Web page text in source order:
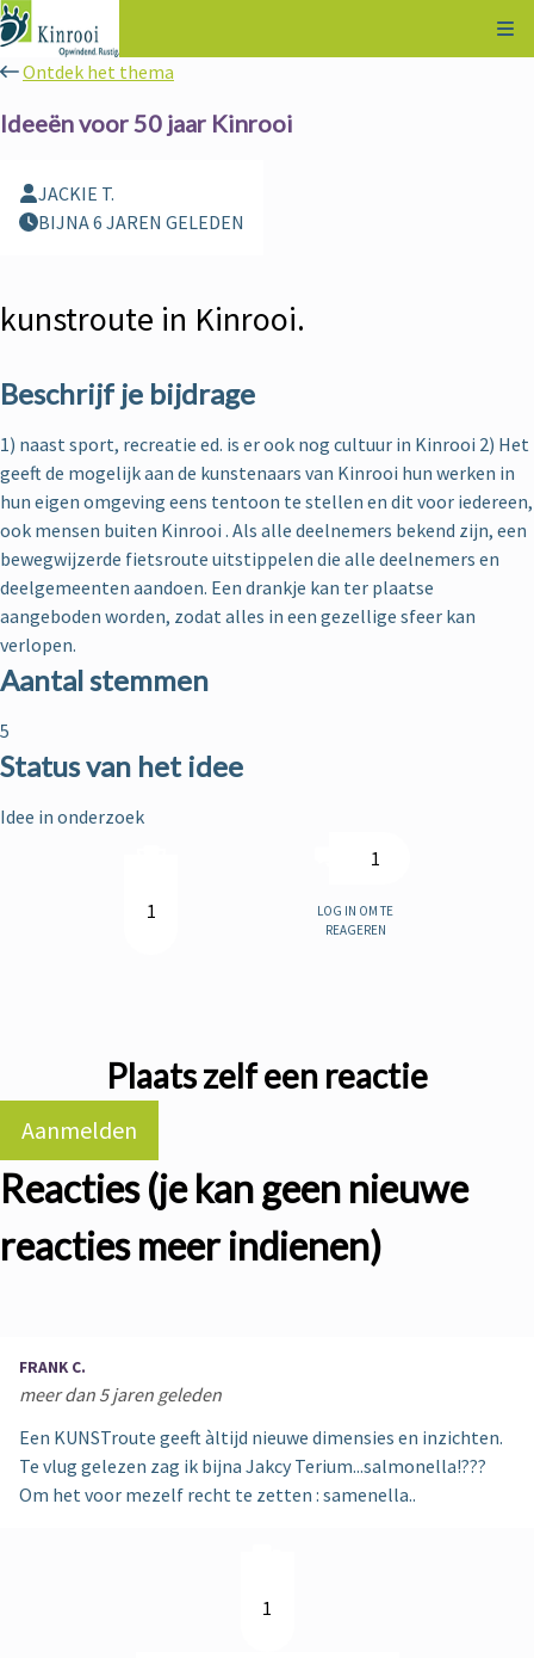
Ontdek het thema
Ideeën voor 50 jaar Kinrooi
JACKIE T.
BIJNA 6 JAREN GELEDEN
kunstroute in Kinrooi.
Beschrijf je bijdrage
1) naast sport, recreatie ed. is er ook nog cultuur in Kinrooi 2) Het
geeft de mogelijk aan de kunstenaars van Kinrooi hun werken in
hun eigen omgeving eens tentoon te stellen en dit voor iedereen,
ook mensen buiten Kinrooi . Als alle deelnemers bekend zijn, een
bewegwijzerde fietsroute uitstippelen die alle deelnemers en
deelgemeenten aandoen. Een drankje kan ter plaatse
aangeboden worden, zodat alles in een gezellige sfeer kan
verlopen.
Aantal stemmen
5
Status van het idee
Idee in onderzoek
1
1
Log in om te
reageren
Plaats zelf een reactie
Aanmelden
Reacties (je kan geen nieuwe
reacties meer indienen)
FRANK C.
meer dan 5 jaren geleden
Een KUNSTroute geeft àltijd nieuwe dimensies en inzichten.
Te vlug gelezen zag ik bijna Jakcy Terium...salmonella!???
Om het voor mezelf recht te zetten : samenella..
1